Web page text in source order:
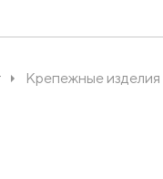
Крепежные изделия